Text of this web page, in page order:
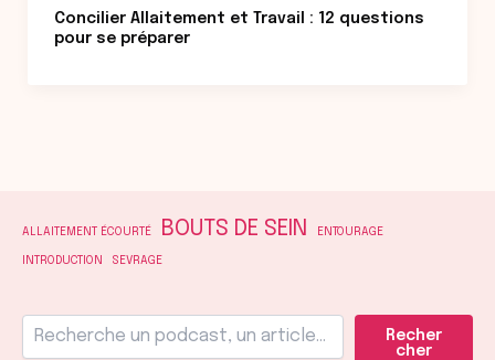
Concilier Allaitement et Travail : 12 questions
pour se préparer
ALLAITEMENT ÉCOURTÉ BOUTS DE SEIN ENTOURAGE
INTRODUCTION SEVRAGE
Recher
cher